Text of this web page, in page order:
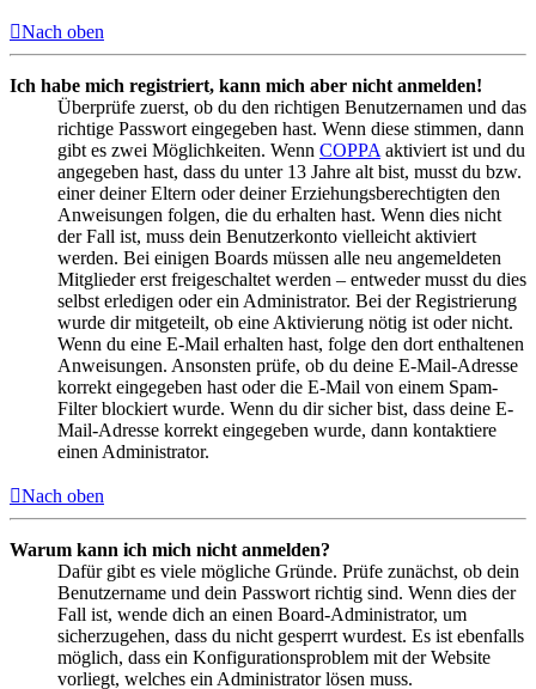
Nach oben
Ich habe mich registriert, kann mich aber nicht anmelden!
Überprüfe zuerst, ob du den richtigen Benutzernamen und das
richtige Passwort eingegeben hast. Wenn diese stimmen, dann
gibt es zwei Möglichkeiten. Wenn COPPA aktiviert ist und du
angegeben hast, dass du unter 13 Jahre alt bist, musst du bzw.
einer deiner Eltern oder deiner Erziehungsberechtigten den
Anweisungen folgen, die du erhalten hast. Wenn dies nicht
der Fall ist, muss dein Benutzerkonto vielleicht aktiviert
werden. Bei einigen Boards müssen alle neu angemeldeten
Mitglieder erst freigeschaltet werden – entweder musst du dies
selbst erledigen oder ein Administrator. Bei der Registrierung
wurde dir mitgeteilt, ob eine Aktivierung nötig ist oder nicht.
Wenn du eine E-Mail erhalten hast, folge den dort enthaltenen
Anweisungen. Ansonsten prüfe, ob du deine E-Mail-Adresse
korrekt eingegeben hast oder die E-Mail von einem Spam-
Filter blockiert wurde. Wenn du dir sicher bist, dass deine E-
Mail-Adresse korrekt eingegeben wurde, dann kontaktiere
einen Administrator.
Nach oben
Warum kann ich mich nicht anmelden?
Dafür gibt es viele mögliche Gründe. Prüfe zunächst, ob dein
Benutzername und dein Passwort richtig sind. Wenn dies der
Fall ist, wende dich an einen Board-Administrator, um
sicherzugehen, dass du nicht gesperrt wurdest. Es ist ebenfalls
möglich, dass ein Konfigurationsproblem mit der Website
vorliegt, welches ein Administrator lösen muss.